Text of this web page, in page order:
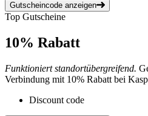
Gutscheincode anzeigen
Top Gutscheine
10% Rabatt
Funktioniert standortübergreifend.
Verbindung mit 10% Rabatt bei
Discount code